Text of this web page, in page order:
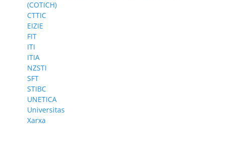
(COTICH)
CTTIC
EIZIE
FIT
ITI
ITIA
NZSTI
SFT
STIBC
UNETICA
Universitas
Xarxa